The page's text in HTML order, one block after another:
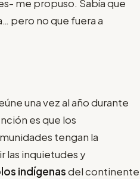
me propuso. Sabía que
pero no que fuera a
una vez al año durante
es que los
tengan la
las inquietudes y
indígenasdel continente